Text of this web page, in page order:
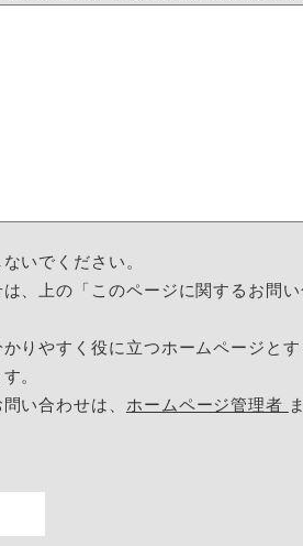
いでください。
、上の「このページに関するお問
りやすく役に立つホームページと
。
い合わせは、 ホームページ管理者